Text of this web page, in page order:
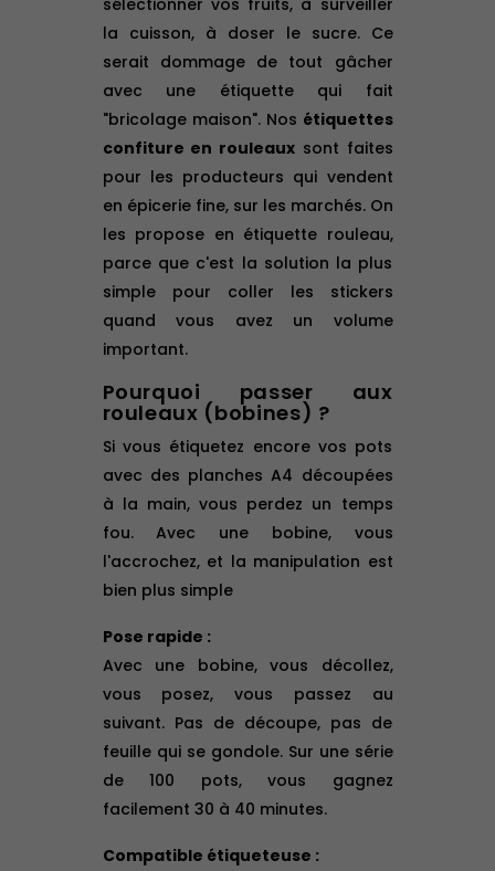
la cuisson, à doser le sucre. Ce
serait dommage de tout gâcher
avec une étiquette qui fait
"bricolage maison". Nos étiquettes
confiture en rouleaux sont faites
pour les producteurs qui vendent
en épicerie fine, sur les marchés. On
les propose en étiquette rouleau,
parce que c'est la solution la plus
simple pour coller les stickers
quand vous avez un volume
important.
Pourquoi passer aux
rouleaux (bobines) ?
Si vous étiquetez encore vos pots
avec des planches A4 découpées
à la main, vous perdez un temps
fou. Avec une bobine, vous
l'accrochez, et la manipulation est
bien plus simple
Pose rapide :
Avec une bobine, vous décollez,
vous posez, vous passez au
suivant. Pas de découpe, pas de
feuille qui se gondole. Sur une série
de 100 pots, vous gagnez
facilement 30 à 40 minutes.
Compatible étiqueteuse :